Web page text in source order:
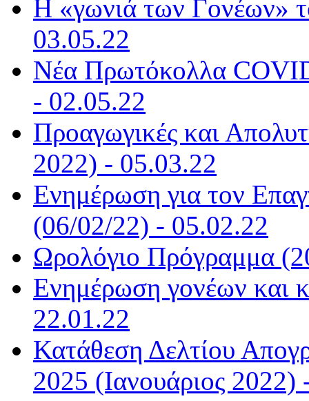
Η «γωνιά των Γονέων»
03.05.22
Νέα Πρωτόκολλα
- 02.05.22
Προαγωγικές και
2022) - 05.03.22
Ενημέρωση για τον
(06/02/22) - 05.02.22
Ωρολόγιο Πρόγραμμα
Ενημέρωση γονέων και
22.01.22
Κατάθεση Δελτίου
2025 (Ιανουάριος